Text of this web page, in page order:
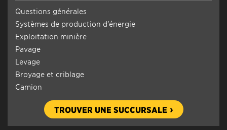
Questions générales
Systèmes de production d’énergie
Exploitation minière
Pavage
Levage
Broyage et criblage
Camion
TROUVER UNE SUCCURSALE